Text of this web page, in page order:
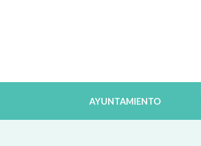
AYUNTAMIENTO